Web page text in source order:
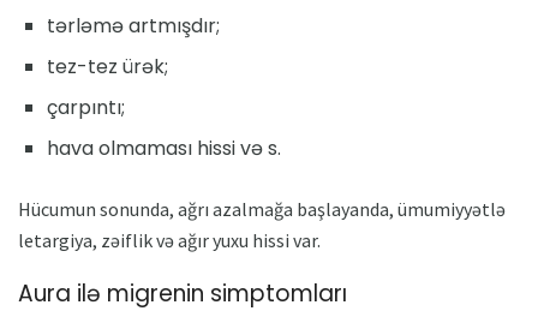
tərləmə artmışdır;
tez-tez ürək;
çarpıntı;
hava olmaması hissi və s.
Hücumun sonunda, ağrı azalmağa başlayanda, ümumiyyətlə
letargiya, zəiflik və ağır yuxu hissi var.
Aura ilə migrenin simptomları